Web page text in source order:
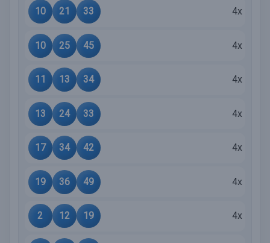
10 21 33 4x
10 25 45 4x
11 13 34 4x
13 24 33 4x
17 34 42 4x
19 36 49 4x
2 12 19 4x